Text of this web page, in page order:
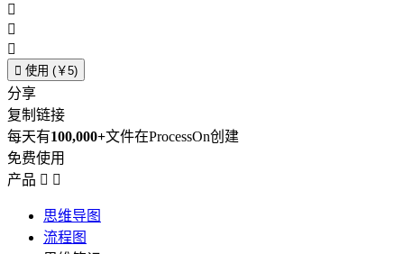



 使用 (￥5)
分享
复制链接
每天有100,000+文件在ProcessOn创建
免费使用
产品  
思维导图
流程图